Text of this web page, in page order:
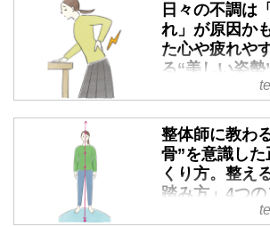
日々の不調は
れ」が原因か
た心や疲れや
る“美しい姿
るぎ治療院院
整体師の片寄陽
姿勢と健康な体
かがいました。
と、体の不調だ
ラや無気力など
整体師に教わ
骨”を意識し
くり方。整え
踏み方」4つ
しくキープ／